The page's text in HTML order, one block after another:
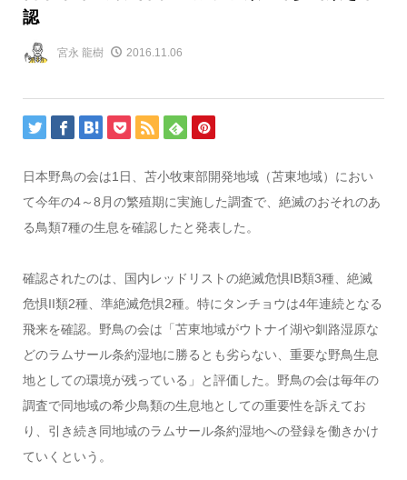
認
宮永 龍樹 2016.11.06
日本野鳥の会は1日、苫小牧東部開発地域（苫東地域）におい
て今年の4～8月の繁殖期に実施した調査で、絶滅のおそれのあ
る鳥類7種の生息を確認したと発表した。
確認されたのは、国内レッドリストの絶滅危惧IB類3種、絶滅
危惧II類2種、準絶滅危惧2種。特にタンチョウは4年連続となる
飛来を確認。野鳥の会は「苫東地域がウトナイ湖や釧路湿原な
どのラムサール条約湿地に勝るとも劣らない、重要な野鳥生息
地としての環境が残っている」と評価した。野鳥の会は毎年の
調査で同地域の希少鳥類の生息地としての重要性を訴えてお
り、引き続き同地域のラムサール条約湿地への登録を働きかけ
ていくという。